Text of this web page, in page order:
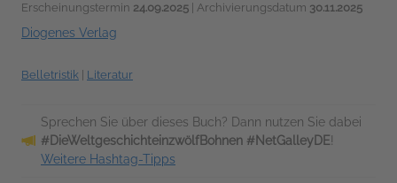
Erscheinungstermin 24.09.2025 | Archivierungsdatum 30.11.2025
Diogenes Verlag
Belletristik Literatur
Sprechen Sie über dieses Buch? Dann nutzen Sie dabei
#DieWeltgeschichteinzwölfBohnen #NetGalleyDE!
Weitere Hashtag-Tipps